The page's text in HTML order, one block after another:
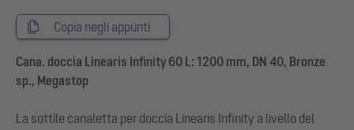
Copia negli appunti
Cana. doccia Linearis Infinity 60 L: 1200 mm, DN 40, Bronze
sp., Megastop
La sottile canaletta per doccia Linearis Infinity a livello del